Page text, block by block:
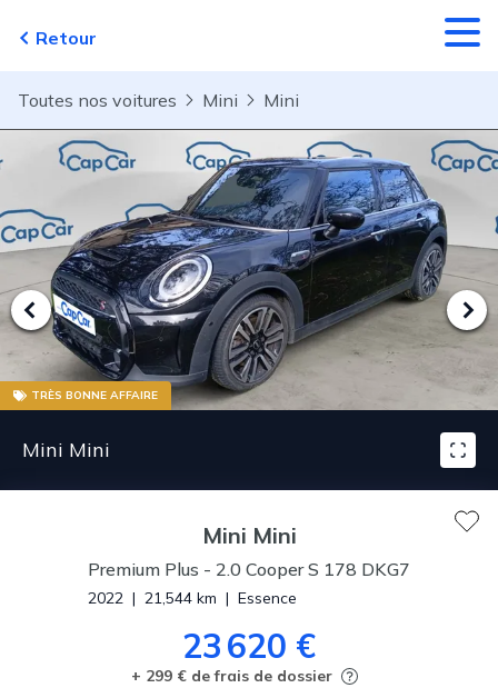
Retour
Toutes nos voitures Mini Mini
TRÈS BONNE AFFAIRE
Mini Mini
Mini Mini
Premium Plus - 2.0 Cooper S 178 DKG7
2022 | 21,544 km | Essence
23 620 €
+ 299 € de frais de dossier